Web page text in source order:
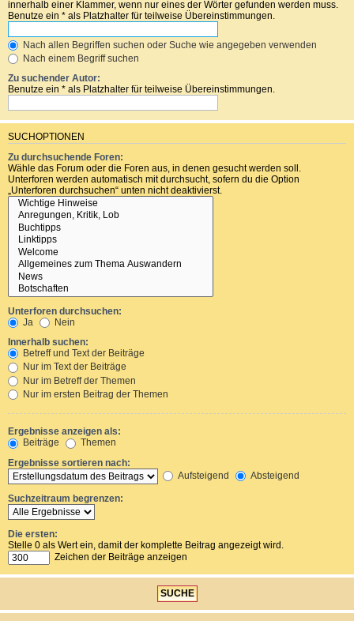
innerhalb einer Klammer, wenn nur eines der Wörter gefunden werden muss.
Benutze ein * als Platzhalter für teilweise Übereinstimmungen.
Nach allen Begriffen suchen oder Suche wie angegeben verwenden
Nach einem Begriff suchen
Zu suchender Autor:
Benutze ein * als Platzhalter für teilweise Übereinstimmungen.
SUCHOPTIONEN
Zu durchsuchende Foren:
Wähle das Forum oder die Foren aus, in denen gesucht werden soll.
Unterforen werden automatisch mit durchsucht, sofern du die Option
„Unterforen durchsuchen“ unten nicht deaktivierst.
Unterforen durchsuchen:
Ja
Nein
Innerhalb suchen:
Betreff und Text der Beiträge
Nur im Text der Beiträge
Nur im Betreff der Themen
Nur im ersten Beitrag der Themen
Ergebnisse anzeigen als:
Beiträge
Themen
Ergebnisse sortieren nach:
Aufsteigend
Absteigend
Suchzeitraum begrenzen:
Die ersten:
Stelle 0 als Wert ein, damit der komplette Beitrag angezeigt wird.
Zeichen der Beiträge anzeigen